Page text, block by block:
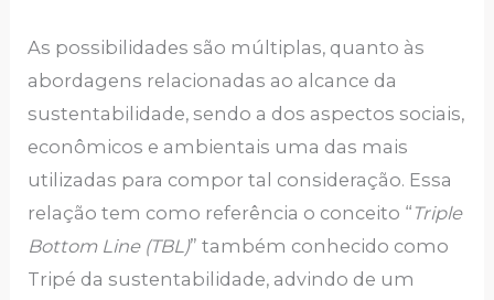
As possibilidades são múltiplas, quanto às
abordagens relacionadas ao alcance da
sustentabilidade, sendo a dos aspectos sociais,
econômicos e ambientais uma das mais
utilizadas para compor tal consideração. Essa
relação tem como referência o conceito “ Triple
Bottom Line (TBL)” também conhecido como
Tripé da sustentabilidade, advindo de um